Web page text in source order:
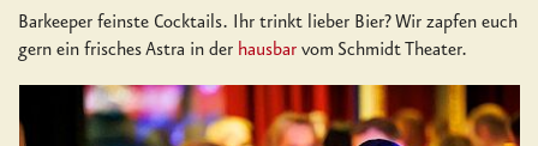
Barkeeper feinste Cocktails. Ihr trinkt lieber Bier? Wir zapfen euch
gern ein frisches Astra in der hausbar vom Schmidt Theater.